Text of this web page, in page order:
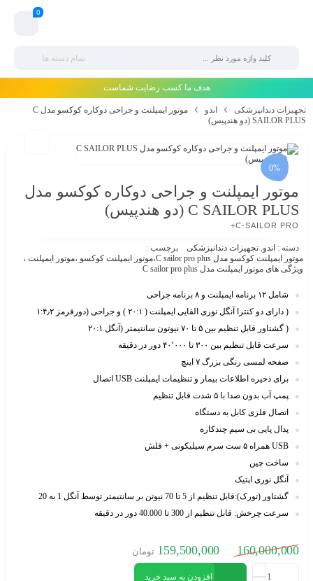
0
تمام دسته ها
هدف ما کسب رضایت شماست
تجهیزات دندانپزشکی اندو
موتور ایمپلنت و جراحی دوکاره کوکسو مدل C
SAILOR PLUS (دو هندپیس)
0%
موتور ایمپلنت و جراحی دوکاره کوکسو مدل
C SAILOR PLUS (دو هندپیس)
C-SAILOR PRO+
دسته : اندو, تجهیزات دندانپزشکی
برچسب :
موتور ایمپلنت کوکسو مدل C sailor pro plus،موتور ایمپلنت کوکسو ،موتور ایمپلنت ،
ویژگی های موتور ایمپلنت مدل C sailor pro plus
شامل ١٢ برنامه ایمپلنت و ٨ برنامه جراحی
( دارای دو کنترا آنگل نوری القایی ایمپلنت ( ٢٠:١ ) و جراحی (دورقرمز ١:۴٫٢
( گشتاور قابل تنظیم بین ۵ تا ٧٠ نیوتون سانتیمتر (آنگل ٢٠:١
سرعت قابل تنظیم بین ٣٠٠ تا ۴٠٬٠٠٠ دور در دقیقه
صفحه لمسی رنگی بزرگ ٧ اینچ
برای ذخیره اطلاعات بیمار و تنظیمات ایمپلنت USB اتصال
پمپ آب بدون صدا با ۵ شدت قابل تنظیم
اتصال فلزی کابل به دستگاه
پدال پایی بی سیم چندکاره
USB همراه ۵ ست سرم سیلیکونی + فلش
ساخت چین
آنگل نوری اپتیک
گشتاور (تورک):قابل تنظیم از 5 تا 70 نیوتن بر سانتیمتر توسط آنگل 1 به 20
سرعت چرخش: قابل تنظیم از 300 تا 40.000 دور در دقیقه
160,000,000
159,500,000 تومان
افزودن به سبد خرید